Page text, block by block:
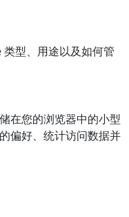
型、用途以及如何管
在您的浏览器中的小型
偏好、统计访问数据并